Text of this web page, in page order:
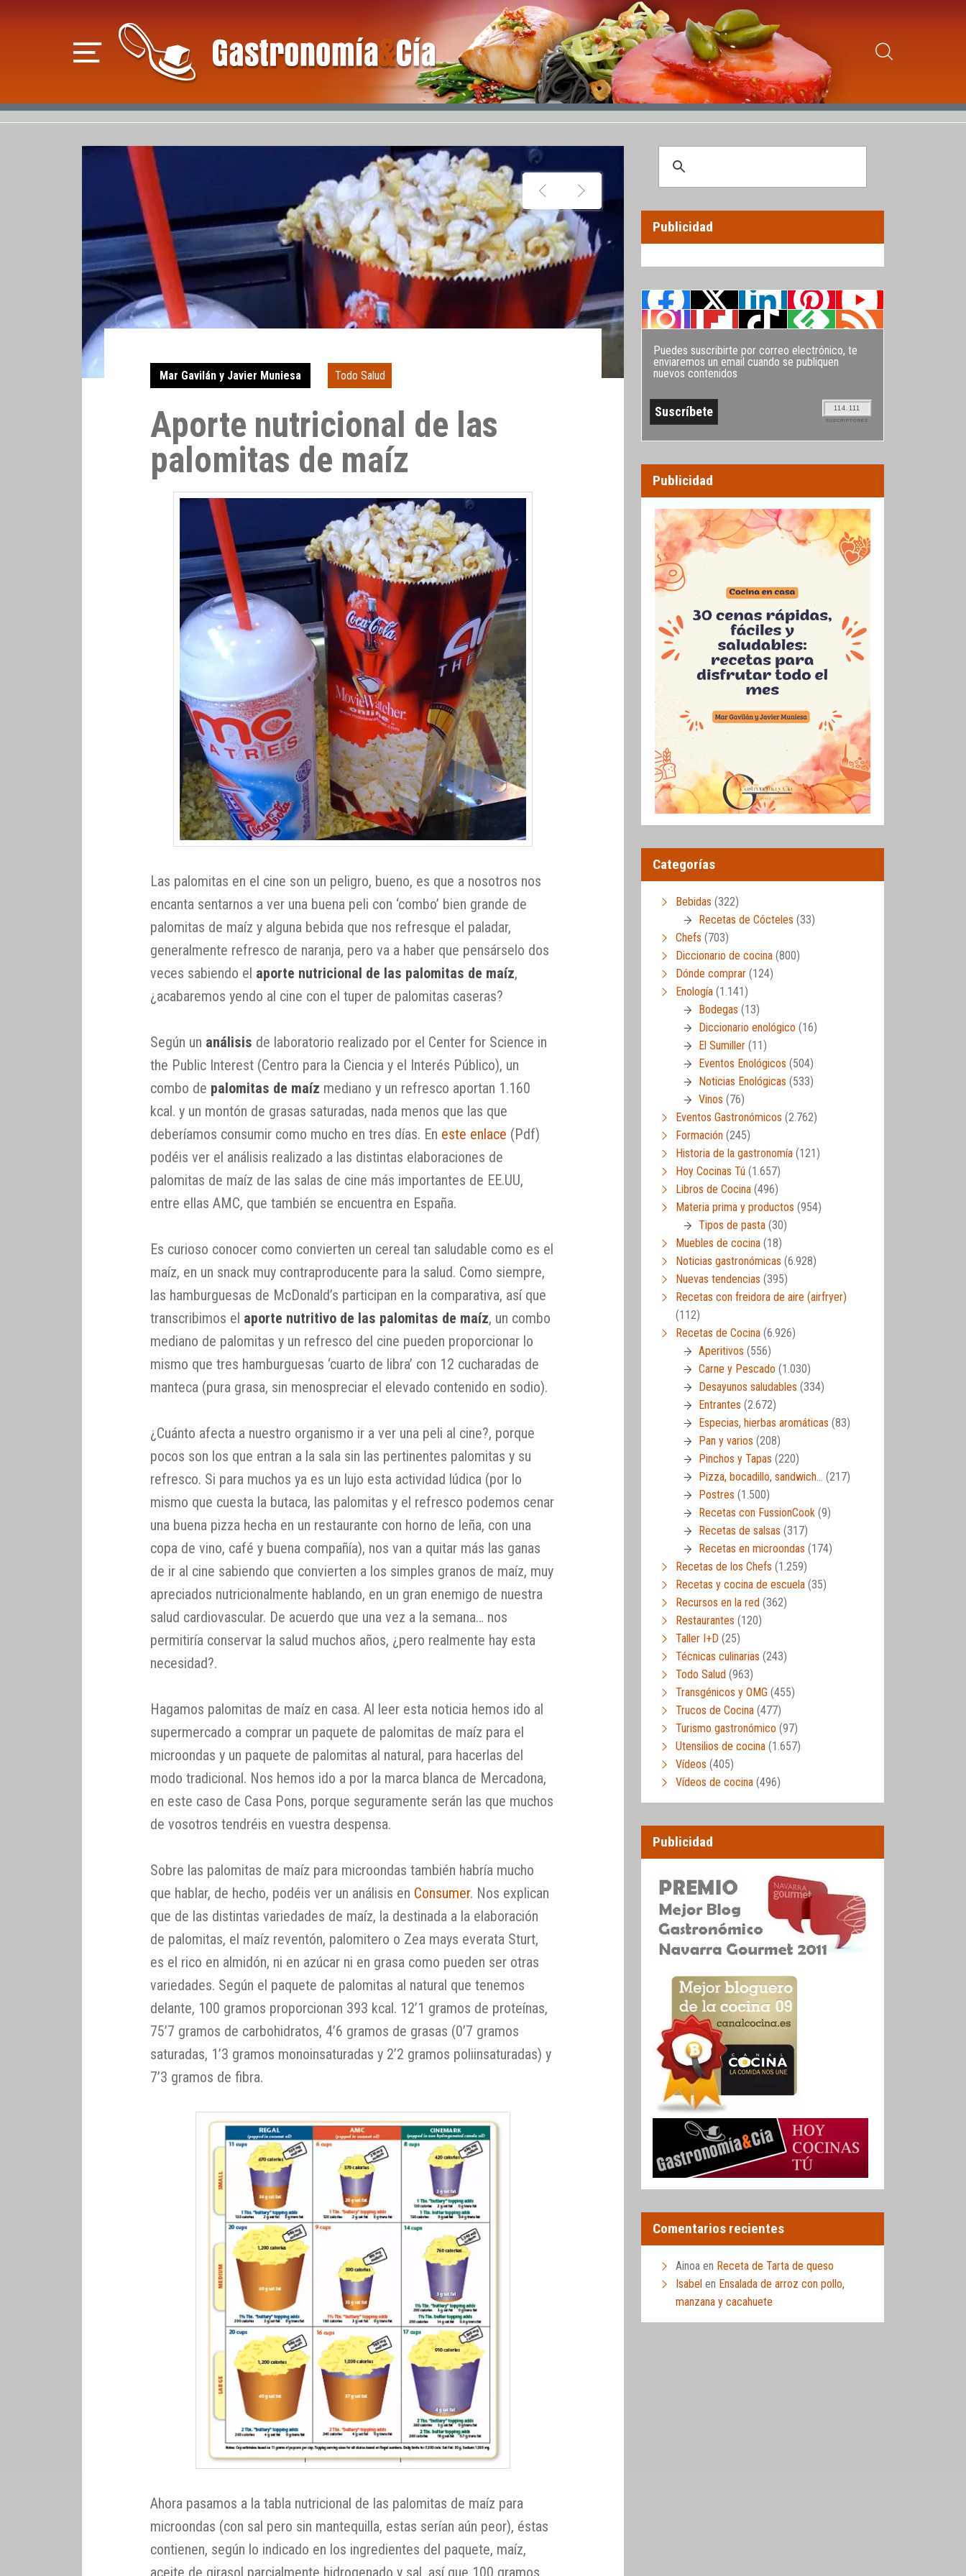
Mar Gavilán y Javier Muniesa Todo Salud
Aporte nutricional de las
palomitas de maíz
Las palomitas en el cine son un peligro, bueno, es que a nosotros nos
encanta sentarnos a ver una buena peli con ‘combo’ bien grande de
palomitas de maíz y alguna bebida que nos refresque el paladar,
generalmente refresco de naranja, pero va a haber que pensárselo dos
veces sabiendo el aporte nutricional de las palomitas de maíz,
¿acabaremos yendo al cine con el tuper de palomitas caseras?
Según un análisis de laboratorio realizado por el Center for Science in
the Public Interest (Centro para la Ciencia y el Interés Público), un
combo de palomitas de maíz mediano y un refresco aportan 1.160
kcal. y un montón de grasas saturadas, nada menos que las que
deberíamos consumir como mucho en tres días. En este enlace (Pdf)
podéis ver el análisis realizado a las distintas elaboraciones de
palomitas de maíz de las salas de cine más importantes de EE.UU,
entre ellas AMC, que también se encuentra en España.
Es curioso conocer como convierten un cereal tan saludable como es el
maíz, en un snack muy contraproducente para la salud. Como siempre,
las hamburguesas de McDonald’s participan en la comparativa, así que
transcribimos el aporte nutritivo de las palomitas de maíz, un combo
mediano de palomitas y un refresco del cine pueden proporcionar lo
mismo que tres hamburguesas ‘cuarto de libra’ con 12 cucharadas de
manteca (pura grasa, sin menospreciar el elevado contenido en sodio).
¿Cuánto afecta a nuestro organismo ir a ver una peli al cine?, porque
pocos son los que entran a la sala sin las pertinentes palomitas y su
refresco. Si para muchos ya es un lujo esta actividad lúdica (por lo
mismo que cuesta la butaca, las palomitas y el refresco podemos cenar
una buena pizza hecha en un restaurante con horno de leña, con una
copa de vino, café y buena compañía), nos van a quitar más las ganas
de ir al cine sabiendo que convierten a los simples granos de maíz, muy
apreciados nutricionalmente hablando, en un gran enemigo de nuestra
salud cardiovascular. De acuerdo que una vez a la semana… nos
permitiría conservar la salud muchos años, ¿pero realmente hay esta
necesidad?.
Hagamos palomitas de maíz en casa. Al leer esta noticia hemos ido al
supermercado a comprar un paquete de palomitas de maíz para el
microondas y un paquete de palomitas al natural, para hacerlas del
modo tradicional. Nos hemos ido a por la marca blanca de Mercadona,
en este caso de Casa Pons, porque seguramente serán las que muchos
de vosotros tendréis en vuestra despensa.
Sobre las palomitas de maíz para microondas también habría mucho
que hablar, de hecho, podéis ver un análisis en Consumer. Nos explican
que de las distintas variedades de maíz, la destinada a la elaboración
de palomitas, el maíz reventón, palomitero o Zea mays everata Sturt,
es el rico en almidón, ni en azúcar ni en grasa como pueden ser otras
variedades. Según el paquete de palomitas al natural que tenemos
delante, 100 gramos proporcionan 393 kcal. 12’1 gramos de proteínas,
75’7 gramos de carbohidratos, 4’6 gramos de grasas (0’7 gramos
saturadas, 1’3 gramos monoinsaturadas y 2’2 gramos poliinsaturadas) y
7’3 gramos de fibra.
Ahora pasamos a la tabla nutricional de las palomitas de maíz para
microondas (con sal pero sin mantequilla, estas serían aún peor), éstas
contienen, según lo indicado en los ingredientes del paquete, maíz,
aceite de girasol parcialmente hidrogenado y sal, así que 100 gramos
Publicidad
Puedes suscribirte por correo electrónico, te
enviaremos un email cuando se publiquen
nuevos contenidos
114.111
SUSCRIPTORES
Publicidad
Categorías
Bebidas (322)
Recetas de Cócteles (33)
Chefs (703)
Diccionario de cocina (800)
Dónde comprar (124)
Enología (1.141)
Bodegas (13)
Diccionario enológico (16)
El Sumiller (11)
Eventos Enológicos (504)
Noticias Enológicas (533)
Vinos (76)
Eventos Gastronómicos (2.762)
Formación (245)
Historia de la gastronomía (121)
Hoy Cocinas Tú (1.657)
Libros de Cocina (496)
Materia prima y productos (954)
Tipos de pasta (30)
Muebles de cocina (18)
Noticias gastronómicas (6.928)
Nuevas tendencias (395)
Recetas con freidora de aire (airfryer)
(112)
Recetas de Cocina (6.926)
Aperitivos (556)
Carne y Pescado (1.030)
Desayunos saludables (334)
Entrantes (2.672)
Especias, hierbas aromáticas (83)
Pan y varios (208)
Pinchos y Tapas (220)
Pizza, bocadillo, sandwich… (217)
Postres (1.500)
Recetas con FussionCook (9)
Recetas de salsas (317)
Recetas en microondas (174)
Recetas de los Chefs (1.259)
Recetas y cocina de escuela (35)
Recursos en la red (362)
Restaurantes (120)
Taller I+D (25)
Técnicas culinarias (243)
Todo Salud (963)
Transgénicos y OMG (455)
Trucos de Cocina (477)
Turismo gastronómico (97)
Utensilios de cocina (1.657)
Vídeos (405)
Vídeos de cocina (496)
Publicidad
Comentarios recientes
Ainoa en Receta de Tarta de queso
Isabel en Ensalada de arroz con pollo,
manzana y cacahuete